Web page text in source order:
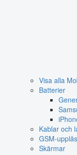
Visa alla
Batterier
Kablar och
GSM-
Skärmar